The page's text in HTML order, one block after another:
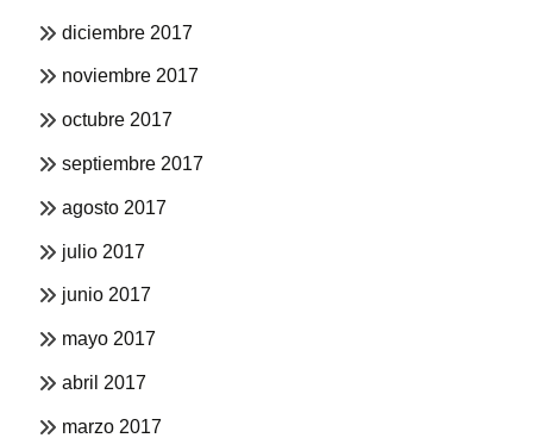
diciembre 2017
noviembre 2017
octubre 2017
septiembre 2017
agosto 2017
julio 2017
junio 2017
mayo 2017
abril 2017
marzo 2017